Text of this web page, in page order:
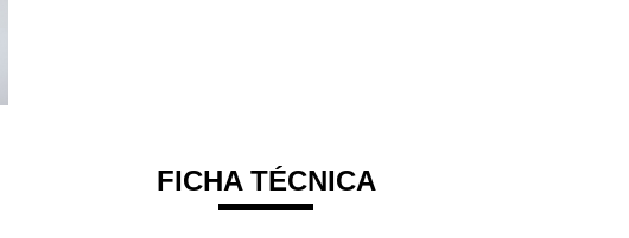
FICHA TÉCNICA